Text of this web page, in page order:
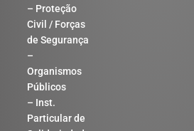
– Proteção
Civil / Forças
de Segurança
–
Organismos
Públicos
– Inst.
Particular de